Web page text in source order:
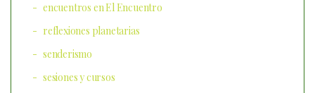
encuentros en El Encuentro
reflexiones planetarias
senderismo
sesiones y cursos